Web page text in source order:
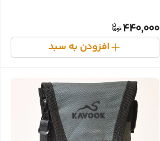
440,000
افزودن به سبد